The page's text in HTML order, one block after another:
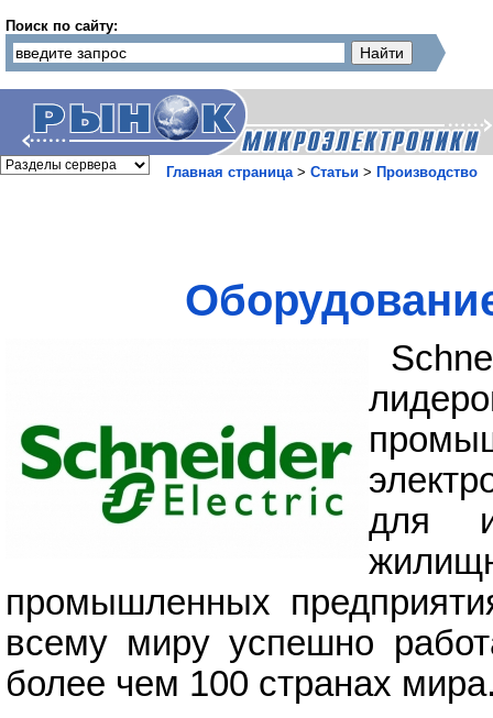
Поиск по сайту:
Главная страница> Статьи > Производство
для
промышленных
всему миру успешно
более чем 100 странах